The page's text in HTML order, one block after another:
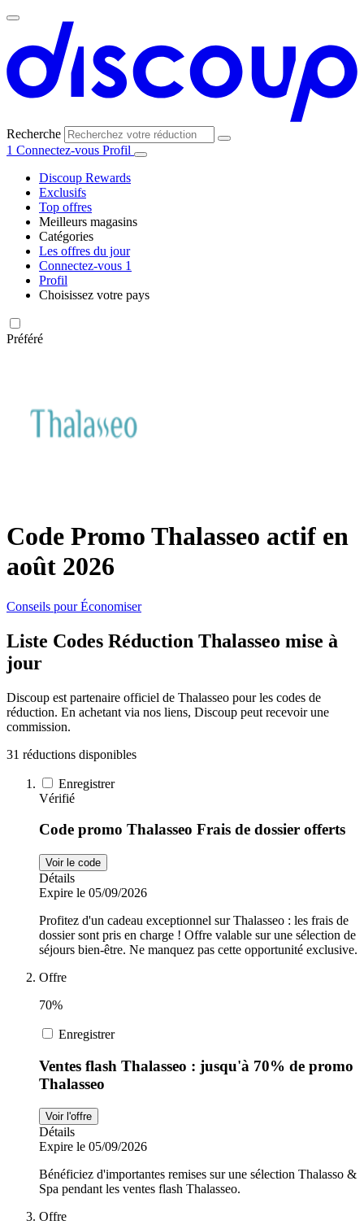
Recherche
1 Connectez-vous Profil
Discoup Rewards
Exclusifs
Top offres
Meilleurs magasins
AliExpress
ManoMano
Samsung
Guess
Europcar
Autodoc
adidas
Uber Eats
Cdiscount
Catégories
Vêtements et
chaussures
transport
Sports et
motocyclettes
Les offres du jour
Connectez-vous 1
Profil
Choisissez votre pays
Préféré
Code Promo Thalasseo actif en
août 2026
Conseils pour Économiser
Liste Codes Réduction Thalasseo mise à
jour
Discoup est partenaire officiel de Thalasseo pour les codes de
réduction. En achetant via nos liens, Discoup peut recevoir une
commission.
31 réductions disponibles
Enregistrer
Vérifié
Code promo Thalasseo Frais de dossier offerts
Voir le code
Détails
Expire le 05/09/2026
Profitez d'un cadeau exceptionnel sur Thalasseo : les frais de
dossier sont pris en charge ! Offre valable sur une sélection de
séjours bien-être. Ne manquez pas cette opportunité exclusive.
Offre
70%
Enregistrer
Ventes flash Thalasseo : jusqu'à 70% de promo
Thalasseo
Voir l'offre
Détails
Expire le 05/09/2026
Bénéficiez d'importantes remises sur une sélection Thalasso &
Spa pendant les ventes flash Thalasseo.
Offre